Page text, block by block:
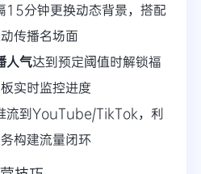
15分钟更换动态背景，搭配
传播名场面
人气达到预定阈值时解锁福
实时监控进度
流到YouTube/TikTok，利
构建流量闭环